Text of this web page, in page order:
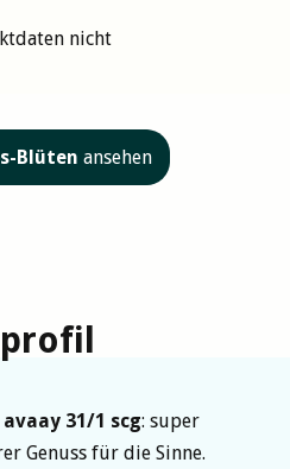
nicht
Blüten ansehen
avaay 31/1 scg: super
Genuss für die Sinne.